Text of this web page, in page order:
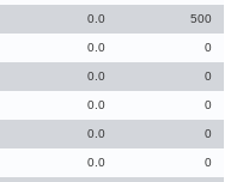
0.0 500
0.0 0
0.0 0
0.0 0
0.0 0
0.0 0